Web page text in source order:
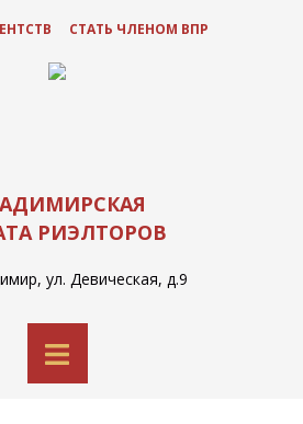
СТАТЬ ЧЛЕНОМ ВПР
РИЭЛТОРОВ
ул. Девическая, д.9